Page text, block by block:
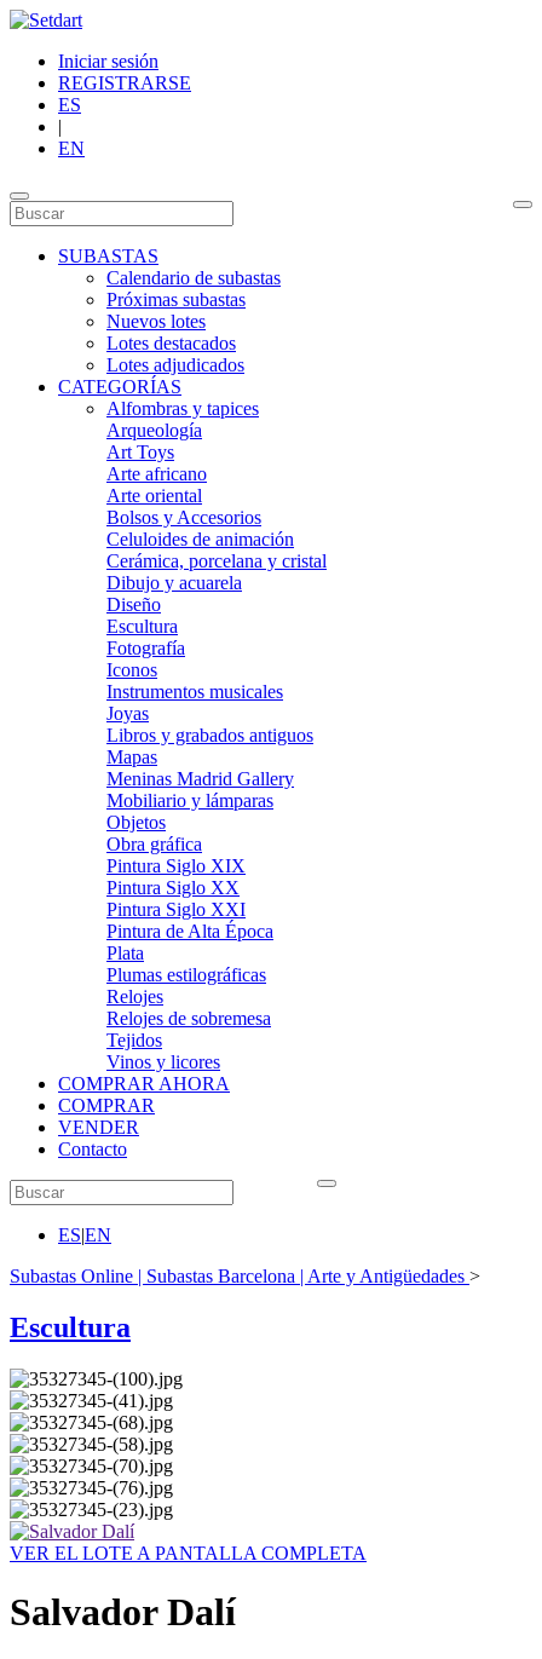
Iniciar sesión
REGISTRARSE
ES
|
EN
SUBASTAS
Calendario de subastas
Próximas subastas
Nuevos lotes
Lotes destacados
Lotes adjudicados
CATEGORÍAS
Alfombras y tapices
Arqueología
Art Toys
Arte africano
Arte oriental
Bolsos y Accesorios
Celuloides de animación
Cerámica, porcelana y cristal
Dibujo y acuarela
Diseño
Escultura
Fotografía
Iconos
Instrumentos musicales
Joyas
Libros y grabados antiguos
Mapas
Meninas Madrid Gallery
Mobiliario y lámparas
Objetos
Obra gráfica
Pintura Siglo XIX
Pintura Siglo XX
Pintura Siglo XXI
Pintura de Alta Época
Plata
Plumas estilográficas
Relojes
Relojes de sobremesa
Tejidos
Vinos y licores
COMPRAR AHORA
COMPRAR
VENDER
Contacto
ES|EN
Subastas Online | Subastas Barcelona | Arte y Antigüedades >
Escultura
VER EL LOTE A PANTALLA COMPLETA
Salvador Dalí